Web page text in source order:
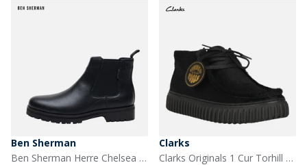
Ben Sherman
Ben Sherman Herre Chelsea Støvler Sort Korn/Sort Sål
Clarks
Clarks Originals 1 Cur Torhill Hi G Støvler 1216B Black Int Leather